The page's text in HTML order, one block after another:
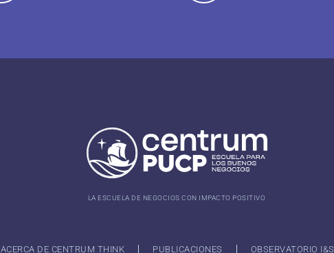
LA ESCUELA DE NEGOCIOS CON IMPACTO POSITIVO
ACERCA DE CENTRUM THINK PUBLICACIONES OBSERVATORIO I&S